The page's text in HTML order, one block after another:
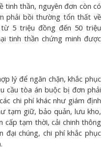
thần, nguyên đơn còn có
phải bồi thường tổn thất về
5 triệu đồng đến 50 triệu
tinh thần chứng minh được
lý để ngăn chặn, khắc phục
cầu tòa án buộc bị đơn phải
chi phí khác như giám định
tạm giữ, bảo quản, lưu kho,
cấp tạm thời, cải chinh thông
chúng, chi phí khắc phục